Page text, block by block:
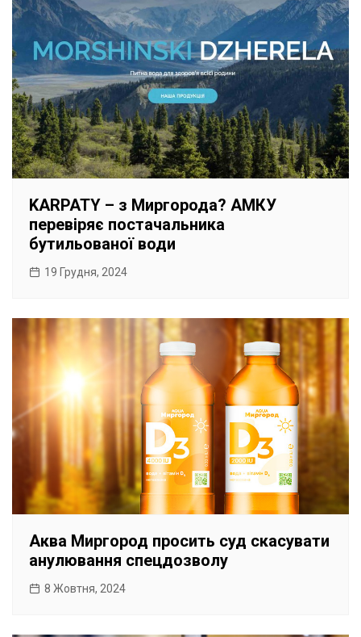
KARPATY – з Миргорода? АМКУ
перевіряє постачальника
бутильованої води
19 Грудня, 2024
Аква Миргород просить суд скасувати
анулювання спецдозволу
8 Жовтня, 2024